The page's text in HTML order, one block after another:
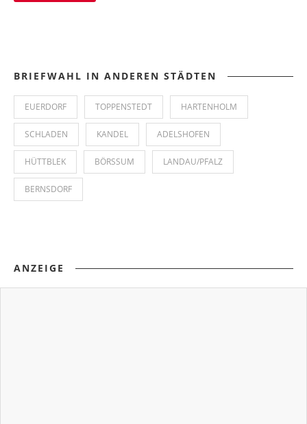
BRIEFWAHL IN ANDEREN STÄDTEN
EUERDORF TOPPENSTEDT HARTENHOLM
SCHLADEN KANDEL ADELSHOFEN
HÜTTBLEK BÖRSSUM LANDAU/PFALZ
BERNSDORF
ANZEIGE